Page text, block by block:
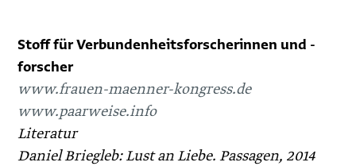
Stoff für Verbundenheitsforscherinnen und -
forscher
www.frauen-maenner-kongress.de
www.paarweise.info
Literatur
Daniel Briegleb: Lust an Liebe. Passagen, 2014